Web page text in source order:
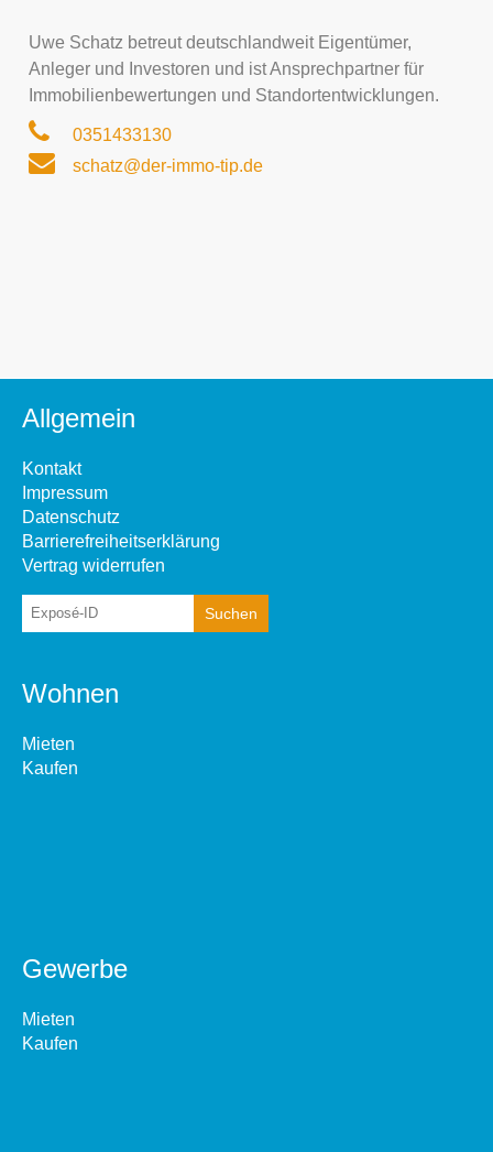
Uwe Schatz betreut deutschlandweit Eigentümer,
Anleger und Investoren und ist Ansprechpartner für
Immobilienbewertungen und Standortentwicklungen.
0351433130
schatz@der-immo-tip.de
Allgemein
Kontakt
Impressum
Datenschutz
Barrierefreiheitserklärung
Vertrag widerrufen
Wohnen
Mieten
Kaufen
Gewerbe
Mieten
Kaufen